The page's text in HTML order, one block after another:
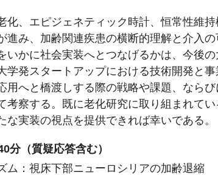
、エピジェネティック時計、恒常性維持
進み、加齢関連疾患の横断的理解と介入
いかに社会実装へとつなげるかは、今後
学発スタートアップにおける技術開発と事
用へと橋渡しする際の戦略や課題、なら
考察する。既に老化研究に取り組まれて
な実装の視点を提供できれば幸いである。
分（質疑応答含む）
：視床下部ニューロシリアの加齢退縮